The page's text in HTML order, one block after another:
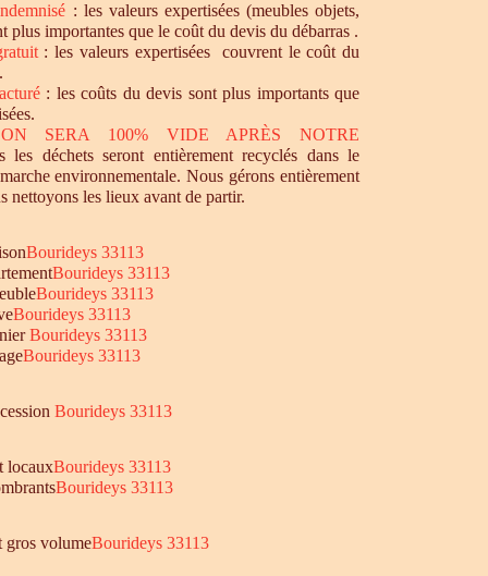
: les valeurs expertisées (meubles objets,
plus importantes que le coût du devis du débarras .
: les valeurs expertisées couvrent le coût du
: les coûts du devis sont plus importants que
SERA 100% VIDE APRÈS NOTRE
les déchets seront entièrement recyclés dans le
environnementale. Nous gérons entièrement
nettoyons les lieux avant de partir.
Bourideys 33113
Bourideys 33113
Bourideys 33113
Bourideys 33113
Bourideys 33113
Bourideys 33113
Bourideys 33113
locauxBourideys 33113
Bourideys 33113
gros volumeBourideys 33113